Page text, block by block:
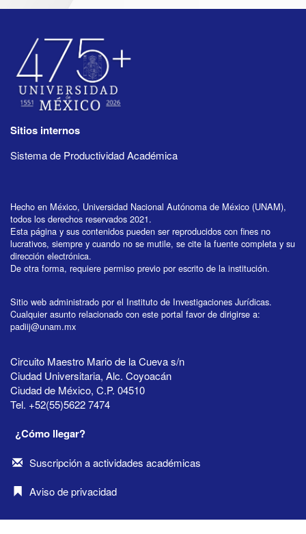
Sitios internos
Sistema de Productividad Académica
Hecho en México, Universidad Nacional Autónoma de México (UNAM),
todos los derechos reservados 2021.
Esta página y sus contenidos pueden ser reproducidos con fines no
lucrativos, siempre y cuando no se mutile, se cite la fuente completa y su
dirección electrónica.
De otra forma, requiere permiso previo por escrito de la institución.
Sitio web administrado por el Instituto de Investigaciones Jurídicas.
Cualquier asunto relacionado con este portal favor de dirigirse a:
padiij@unam.mx
Circuito Maestro Mario de la Cueva s/n
Ciudad Universitaria, Alc. Coyoacán
Ciudad de México, C.P. 04510
Tel. +52(55)5622 7474
¿Cómo llegar?
Suscripción a actividades académicas
Aviso de privacidad